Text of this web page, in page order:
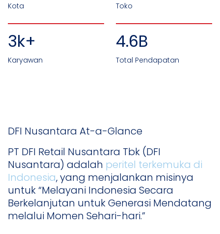
Kota Toko
4k+
Karyawan
4.8B
Total Pendapatan
DFI Nusantara At-a-Glance
PT DFI Retail Nusantara Tbk (DFI
Nusantara) adalah peritel terkemuka di
Indonesia, yang menjalankan misinya
untuk “Melayani Indonesia Secara
Berkelanjutan untuk Generasi Mendatang
melalui Momen Sehari-hari.”